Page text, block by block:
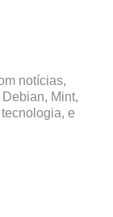
notícias,
Mint,
e